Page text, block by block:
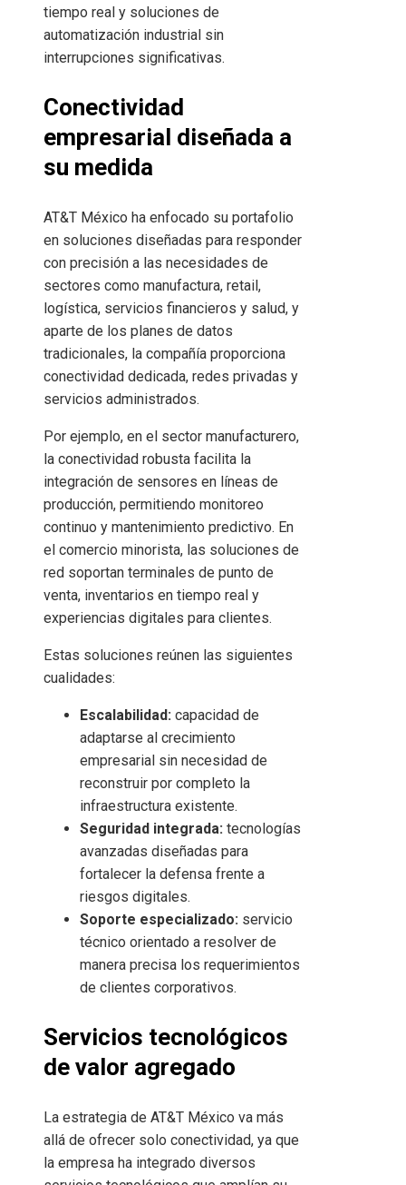
tiempo real y soluciones de
automatización industrial sin
interrupciones significativas.
Conectividad
empresarial diseñada a
su medida
AT&T México ha enfocado su portafolio
en soluciones diseñadas para responder
con precisión a las necesidades de
sectores como manufactura, retail,
logística, servicios financieros y salud, y
aparte de los planes de datos
tradicionales, la compañía proporciona
conectividad dedicada, redes privadas y
servicios administrados.
Por ejemplo, en el sector manufacturero,
la conectividad robusta facilita la
integración de sensores en líneas de
producción, permitiendo monitoreo
continuo y mantenimiento predictivo. En
el comercio minorista, las soluciones de
red soportan terminales de punto de
venta, inventarios en tiempo real y
experiencias digitales para clientes.
Estas soluciones reúnen las siguientes
cualidades:
Escalabilidad: capacidad de
adaptarse al crecimiento
empresarial sin necesidad de
reconstruir por completo la
infraestructura existente.
Seguridad integrada: tecnologías
avanzadas diseñadas para
fortalecer la defensa frente a
riesgos digitales.
Soporte especializado: servicio
técnico orientado a resolver de
manera precisa los requerimientos
de clientes corporativos.
Servicios tecnológicos
de valor agregado
La estrategia de AT&T México va más
allá de ofrecer solo conectividad, ya que
la empresa ha integrado diversos